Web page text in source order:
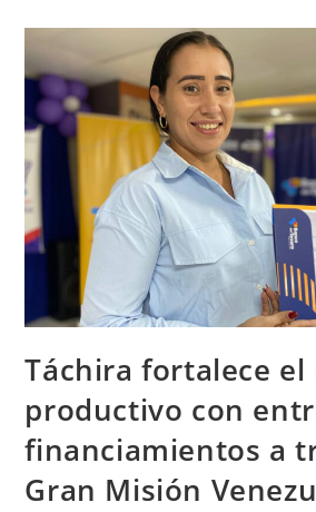
Táchira fortalece
productivo con
financiamientos a
Gran Misión